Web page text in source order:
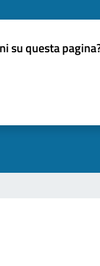
su questa